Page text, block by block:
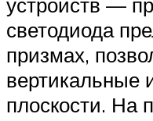
светодиода
призмах,
вертикальные
плоскости. На